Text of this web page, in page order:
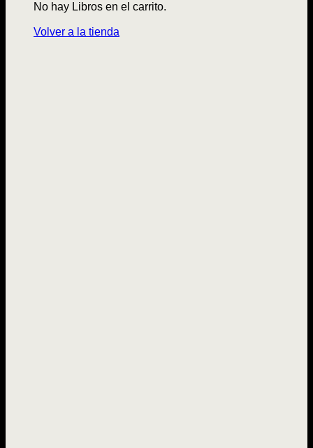
No hay Libros en el carrito.
Volver a la tienda